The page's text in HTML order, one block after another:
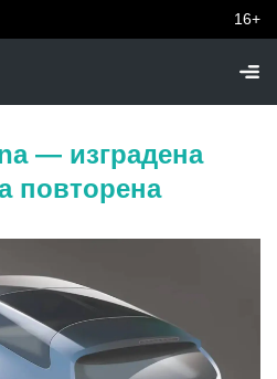
16+
— изградена
повторена